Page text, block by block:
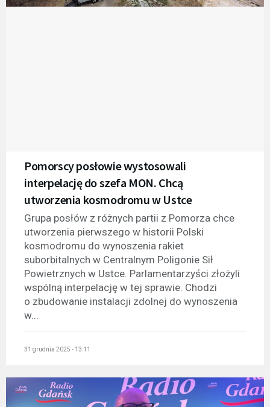
Pomorscy posłowie wystosowali
interpelację do szefa MON. Chcą
utworzenia kosmodromu w Ustce
Grupa posłów z różnych partii z Pomorza chce
utworzenia pierwszego w historii Polski
kosmodromu do wynoszenia rakiet
suborbitalnych w Centralnym Poligonie Sił
Powietrznych w Ustce. Parlamentarzyści złożyli
wspólną interpelację w tej sprawie. Chodzi
o zbudowanie instalacji zdolnej do wynoszenia
w...
31 grudnia 2025 - 13:11